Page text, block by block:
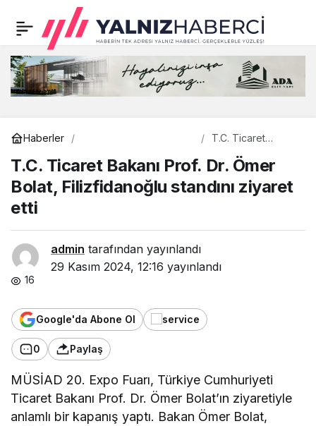
Haberler
T.C. Ticaret
Ömer Bolat,
Filizfidanoğlu
standını ziyaret etti
T.C. Ticaret Bakanı Prof. Dr. Ömer
Bolat, Filizfidanoğlu standını ziyaret
etti
admin tarafından yayınlandı
29 Kasım 2024, 12:16 yayınlandı
16
Google'da Abone Ol
0 Paylaş
MÜSİAD 20. Expo Fuarı, Türkiye Cumhuriyeti
Ticaret Bakanı Prof. Dr. Ömer Bolat’ın ziyaretiyle
anlamlı bir kapanış yaptı. Bakan Ömer Bolat,
T.C. Ticaret Bakanı Prof.
Dr. Ömer Bolat,
Filizfidanoğlu standını
ziyaret etti